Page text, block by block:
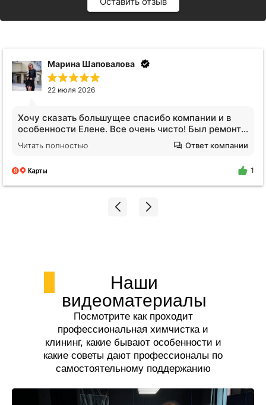
Марина Шаповалова
22 июля 2026
Хочу сказать большущее спасибо компании и в
особенности Елене. Все очень чисто! Был ремонт в
ванной, и вся студия была в пыли. Я пришла и
просто афигела от чистого воздуха!!! Просто
Читать полностью Ответ компании
1
Наши
видеоматериалы
Посмотрите как проходит
профессиональная химчистка и
клининг, какие бывают особенности и
какие советы дают профессионалы по
самостоятельному поддержанию